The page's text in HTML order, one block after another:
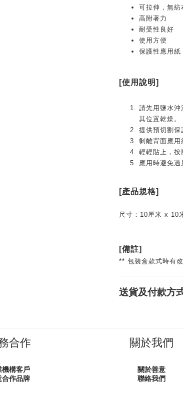
可拉伸，無紡
高附著力
耐受性良好
使用方便
保護性應用紙
[使用說明]
請先用鹽水
其位置乾燥。
提供預切割保
剝離背面應用
輕輕貼上，按
應用時避免過
[產品規格]
尺寸：10厘米 x 10
[備註]
** 包裝盒款式時有
送貨及付款方
合作
機構客戶
合作品牌
關於我們
關於善意
聯絡我們